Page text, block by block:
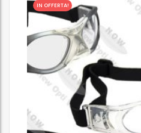
IN OFFERTA!